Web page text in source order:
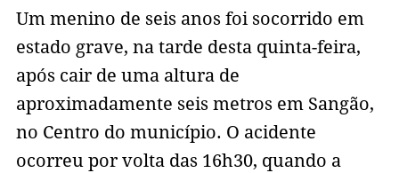
Um menino de seis anos foi socorrido em
estado grave, na tarde desta quinta-feira,
após cair de uma altura de
aproximadamente seis metros em Sangão,
no Centro do município. O acidente
ocorreu por volta das 16h30, quando a